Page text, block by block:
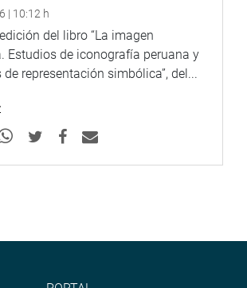
| 10:12 h
del libro “La imagen
Estudios de iconografía peruana y
representación simbólica”, del...